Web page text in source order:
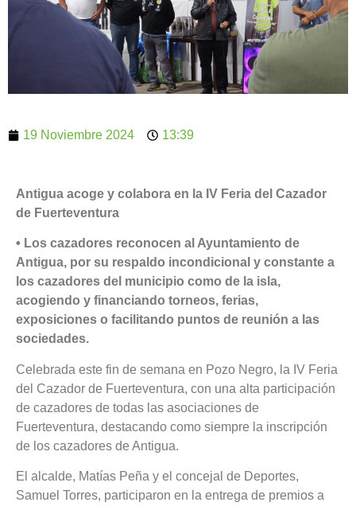
19 Noviembre 2024 13:39
Antigua acoge y colabora en la IV Feria del Cazador
de Fuerteventura
• Los cazadores reconocen al Ayuntamiento de
Antigua, por su respaldo incondicional y constante a
los cazadores del municipio como de la isla,
acogiendo y financiando torneos, ferias,
exposiciones o facilitando puntos de reunión a las
sociedades.
Celebrada este fin de semana en Pozo Negro, la IV Feria
del Cazador de Fuerteventura, con una alta participación
de cazadores de todas las asociaciones de
Fuerteventura, destacando como siempre la inscripción
de los cazadores de Antigua.
El alcalde, Matías Peña y el concejal de Deportes,
Samuel Torres, participaron en la entrega de premios a